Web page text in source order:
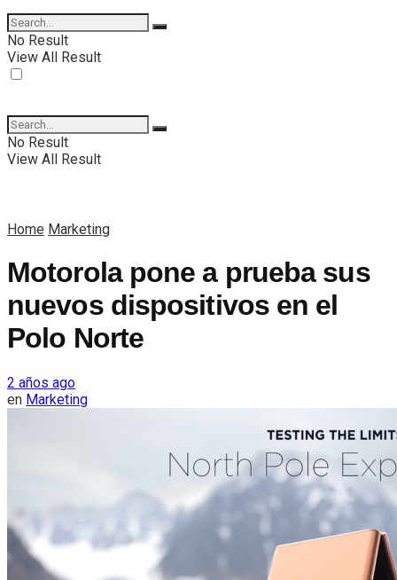
No Result
View All Result
No Result
View All Result
Home Marketing
Motorola pone a prueba sus
nuevos dispositivos en el
Polo Norte
2 años ago
en Marketing